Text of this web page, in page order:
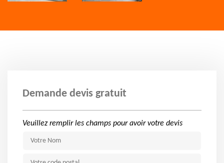
Demande devis gratuit
Veuillez remplir les champs pour avoir votre devis